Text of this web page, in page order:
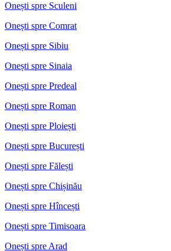
Onești spre Sculeni
Onești spre Comrat
Onești spre Sibiu
Onești spre Sinaia
Onești spre Predeal
Onești spre Roman
Onești spre Ploiești
Onești spre București
Onești spre Fălești
Onești spre Chișinău
Onești spre Hîncești
Onești spre Timisoara
Onești spre Arad